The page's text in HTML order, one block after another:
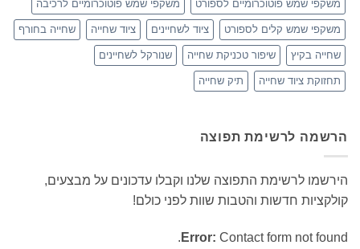
משקפי שמש פוטוכרומיים לספורט משקפי שמש פוטוכרומיים לרכיבה
משקפי שמש קלים לספורט ציוד לשחיינים ציוד שחייה שחייה בחורף
שחייה בקיץ שיפור טכניקת שחייה שנורקל לשחיינים
תחזוקת ציוד שחייה תיק שחייה
הרשמה לרשימת תפוצה
הירשמו לרשימת התפוצה שלנו וקבלו עדכונים על מבצעים,
קולקציות חדשות והטבות שוות לפני כולם!
Error: Contact form not found.